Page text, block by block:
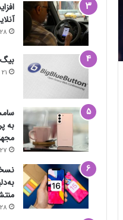
28 اردیبهشت 1401
بیگ
21 اسفند 1401
به
27 اردیبهشت 1401
28 اردیبهشت 1401